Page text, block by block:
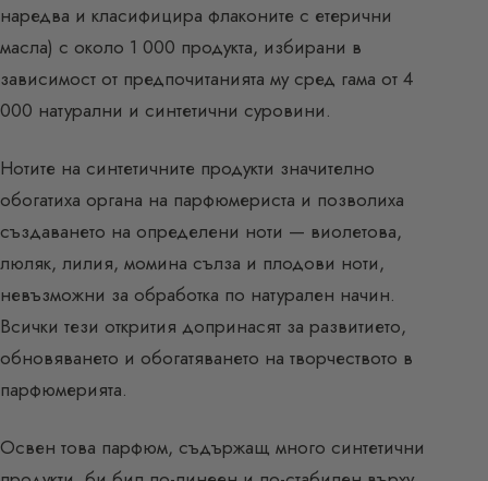
наредва и класифицира флаконите с етерични
масла) с около 1 000 продукта, избирани в
зависимост от предпочитанията му сред гама от 4
000 натурални и синтетични суровини.
Нотите на синтетичните продукти значително
обогатиха органа на парфюмериста и позволиха
създаването на определени ноти — виолетова,
люляк, лилия, момина сълза и плодови ноти,
невъзможни за обработка по натурален начин.
Всички тези открития допринасят за развитието,
обновяването и обогатяването на творчеството в
парфюмерията.
Освен това парфюм, съдържащ много синтетични